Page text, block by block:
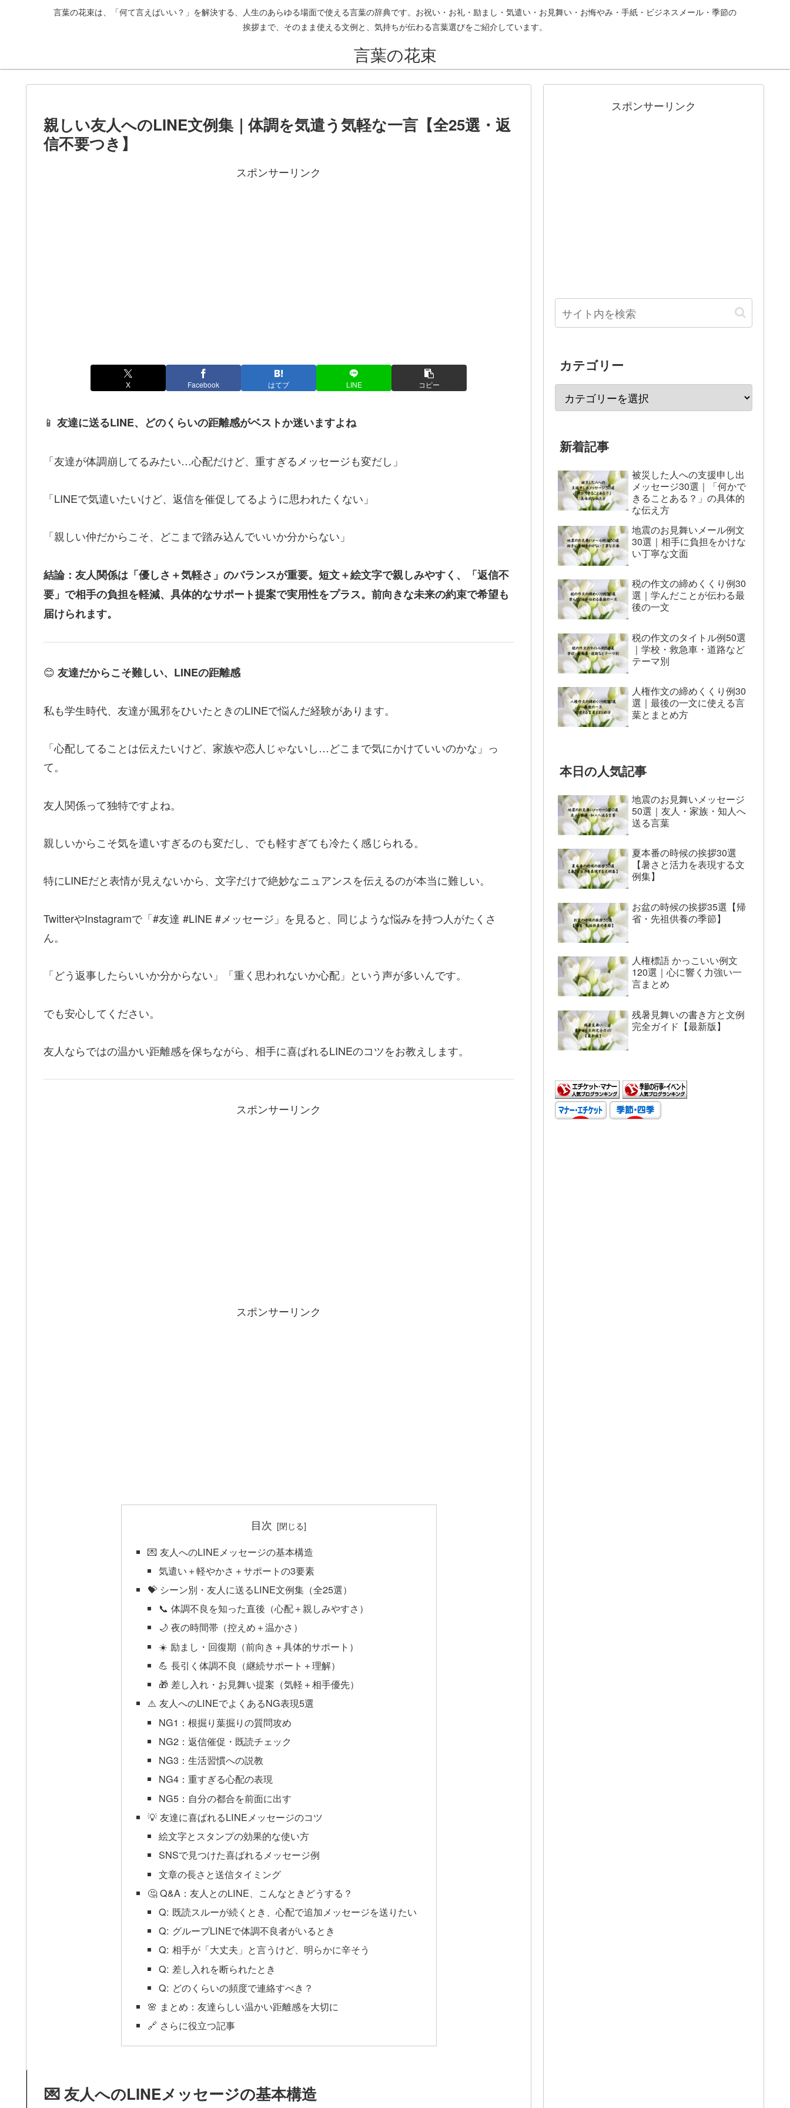
言葉の花束は、「何て言えばいい？」を解決する、人生のあらゆる場面で使える言葉の辞典です。お祝い・お礼・励まし・気遣い・お見舞い・お悔やみ・手紙・ビジネスメール・季節の
挨拶まで、そのまま使える文例と、気持ちが伝わる言葉選びをご紹介しています。
言葉の花束
親しい友人へのLINE文例集｜体調を気遣う気軽な一言【全25選・返
信不要つき】
スポンサーリンク
X Facebook はてブ LINE コピー
📱 友達に送るLINE、どのくらいの距離感がベストか迷いますよね
「友達が体調崩してるみたい…心配だけど、重すぎるメッセージも変だし」
「LINEで気遣いたいけど、返信を催促してるように思われたくない」
「親しい仲だからこそ、どこまで踏み込んでいいか分からない」
結論：友人関係は「優しさ＋気軽さ」のバランスが重要。短文＋絵文字で親しみやすく、「返信不
要」で相手の負担を軽減、具体的なサポート提案で実用性をプラス。前向きな未来の約束で希望も
届けられます。
😊 友達だからこそ難しい、LINEの距離感
私も学生時代、友達が風邪をひいたときのLINEで悩んだ経験があります。
「心配してることは伝えたいけど、家族や恋人じゃないし…どこまで気にかけていいのかな」っ
て。
友人関係って独特ですよね。
親しいからこそ気を遣いすぎるのも変だし、でも軽すぎても冷たく感じられる。
特にLINEだと表情が見えないから、文字だけで絶妙なニュアンスを伝えるのが本当に難しい。
TwitterやInstagramで「#友達 #LINE #メッセージ」を見ると、同じような悩みを持つ人がたくさ
ん。
「どう返事したらいいか分からない」「重く思われないか心配」という声が多いんです。
でも安心してください。
友人ならではの温かい距離感を保ちながら、相手に喜ばれるLINEのコツをお教えします。
スポンサーリンク
スポンサーリンク
目次
💌 友人へのLINEメッセージの基本構造
気遣い＋軽やかさ＋サポートの3要素
💝 シーン別・友人に送るLINE文例集（全25選）
📞 体調不良を知った直後（心配＋親しみやすさ）
🌙 夜の時間帯（控えめ＋温かさ）
☀️ 励まし・回復期（前向き＋具体的サポート）
💪 長引く体調不良（継続サポート＋理解）
🎁 差し入れ・お見舞い提案（気軽＋相手優先）
⚠️ 友人へのLINEでよくあるNG表現5選
NG1：根掘り葉掘りの質問攻め
NG2：返信催促・既読チェック
NG3：生活習慣への説教
NG4：重すぎる心配の表現
NG5：自分の都合を前面に出す
💡 友達に喜ばれるLINEメッセージのコツ
絵文字とスタンプの効果的な使い方
SNSで見つけた喜ばれるメッセージ例
文章の長さと送信タイミング
🤔 Q&A：友人とのLINE、こんなときどうする？
Q: 既読スルーが続くとき、心配で追加メッセージを送りたい
Q: グループLINEで体調不良者がいるとき
Q: 相手が「大丈夫」と言うけど、明らかに辛そう
Q: 差し入れを断られたとき
Q: どのくらいの頻度で連絡すべき？
🌸 まとめ：友達らしい温かい距離感を大切に
🔗 さらに役立つ記事
💌 友人へのLINEメッセージの基本構造
スポンサーリンク
カテゴリー
新着記事
被災した人への支援申し出
メッセージ30選｜「何かで
きることある？」の具体的
な伝え方
地震のお見舞いメール例文
30選｜相手に負担をかけな
い丁寧な文面
税の作文の締めくくり例30
選｜学んだことが伝わる最
後の一文
税の作文のタイトル例50選
｜学校・救急車・道路など
テーマ別
人権作文の締めくくり例30
選｜最後の一文に使える言
葉とまとめ方
本日の人気記事
地震のお見舞いメッセージ
50選｜友人・家族・知人へ
送る言葉
夏本番の時候の挨拶30選
【暑さと活力を表現する文
例集】
お盆の時候の挨拶35選【帰
省・先祖供養の季節】
人権標語 かっこいい例文
120選｜心に響く力強い一
言まとめ
残暑見舞いの書き方と文例
完全ガイド【最新版】